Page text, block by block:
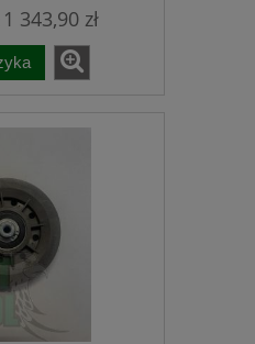
1 343,90 zł